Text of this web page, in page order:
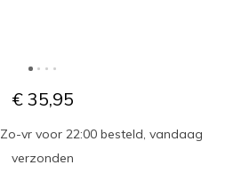
€ 35,95
Zo-vr voor 22:00 besteld, vandaag
verzonden